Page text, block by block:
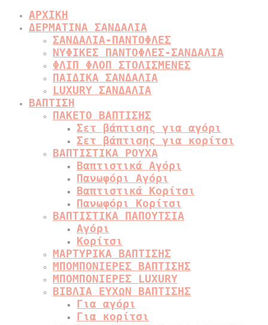
ΑΡΧΙΚΗ
ΔΕΡΜΑΤΙΝΑ ΣΑΝΔΑΛΙΑ
ΣΑΝΔΑΛΙΑ-ΠΑΝΤΟΦΛΕΣ
ΝΥΦΙΚΕΣ ΠΑΝΤΟΦΛΕΣ-ΣΑΝΔΑΛΙΑ
ΦΛΙΠ ΦΛΟΠ ΣΤΟΛΙΣΜΕΝΕΣ
ΠΑΙΔΙΚΑ ΣΑΝΔΑΛΙΑ
LUXURY ΣΑΝΔΑΛΙΑ
ΒΑΠΤΙΣΗ
ΠΑΚΕΤΟ ΒΑΠΤΙΣΗΣ
Σετ βάπτισης για αγόρι
Σετ βάπτισης για κορίτσι
ΒΑΠΤΙΣΤΙΚΑ ΡΟΥΧΑ
Βαπτιστικά Αγόρι
Πανωφόρι Αγόρι
Βαπτιστικά Κορίτσι
Πανωφόρι Κορίτσι
ΒΑΠΤΙΣΤΙΚΑ ΠΑΠΟΥΤΣΙΑ
Αγόρι
Κορίτσι
ΜΑΡΤΥΡΙΚΑ ΒΑΠΤΙΣΗΣ
ΜΠΟΜΠΟΝΙΕΡΕΣ ΒΑΠΤΙΣΗΣ
ΜΠΟΜΠΟΝΙΕΡΕΣ LUXURY
ΒΙΒΛΙΑ ΕΥΧΩΝ ΒΑΠΤΙΣΗΣ
Για αγόρι
Για κορίτσι